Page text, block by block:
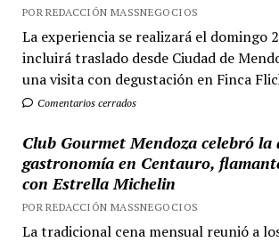
POR REDACCIÓN MASSNEGOCIOS
La experiencia se realizará el domingo
incluirá traslado desde Ciudad de
una visita con degustación en Finca
Comentarios cerrados
Club Gourmet Mendoza celebró la
gastronomía en Centauro,
con Estrella Michelin
POR REDACCIÓN MASSNEGOCIOS
La tradicional cena mensual reunió a